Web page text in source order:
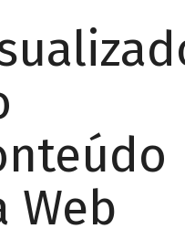
Web